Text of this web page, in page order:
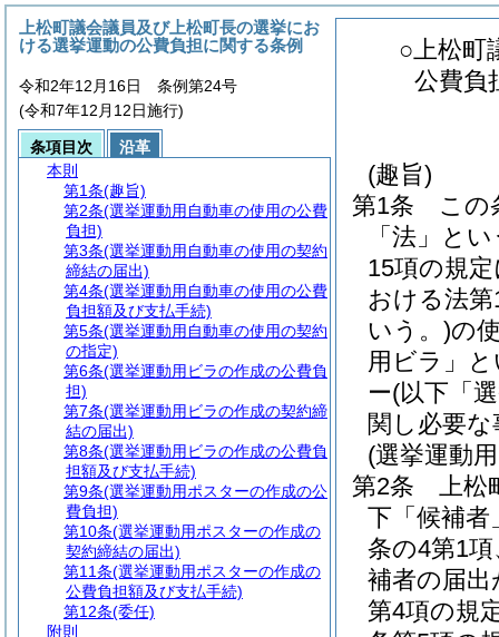
○上松町
公費負
(趣旨)
第1条
この
「法」と
15項の規
おける法
いう。)の
用ビラ」
ー(以下「
関し必要
(選挙運動
第2条
上松
下「候補
条の4第1
補者の届
第4項の規
上松町議会議員及び上松町長の選挙にお
ける選挙運動の公費負担に関する条例
令和2年12月16日 条例第24号
(令和7年12月12日施行)
条項目次
沿革
本則
第1条(趣旨)
第2条(選挙運動用自動車の使用の公費
負担)
第3条(選挙運動用自動車の使用の契約
締結の届出)
第4条(選挙運動用自動車の使用の公費
負担額及び支払手続)
第5条(選挙運動用自動車の使用の契約
の指定)
第6条(選挙運動用ビラの作成の公費負
担)
第7条(選挙運動用ビラの作成の契約締
結の届出)
第8条(選挙運動用ビラの作成の公費負
担額及び支払手続)
第9条(選挙運動用ポスターの作成の公
費負担)
第10条(選挙運動用ポスターの作成の
契約締結の届出)
第11条(選挙運動用ポスターの作成の
公費負担額及び支払手続)
第12条(委任)
附則